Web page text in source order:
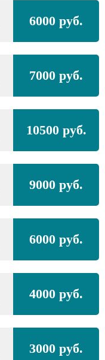
6000 руб.
7000 руб.
10500 руб.
9000 руб.
6000 руб.
4000 руб.
3000 руб.